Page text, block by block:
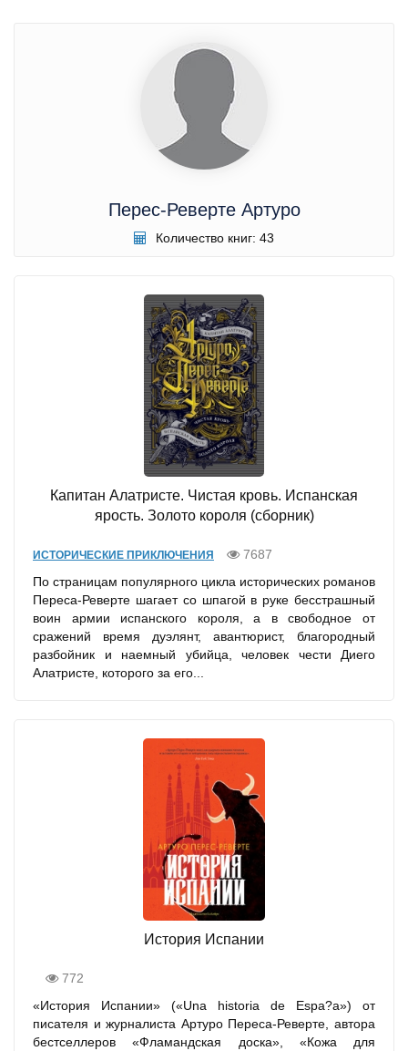
Перес-Реверте Артуро
Количество книг: 43
Капитан Алатристе. Чистая кровь. Испанская
ярость. Золото короля (сборник)
ИСТОРИЧЕСКИЕ ПРИКЛЮЧЕНИЯ
7687
По страницам популярного цикла исторических романов
Переса-Реверте шагает со шпагой в руке бесстрашный
воин армии испанского короля, а в свободное от
сражений время дуэлянт, авантюрист, благородный
разбойник и наемный убийца, человек чести Диего
Алатристе, которого за его...
История Испании
772
«История Испании» («Una historia de Espa?a») от
писателя и журналиста Артуро Переса-Реверте, автора
бестселлеров «Фламандская доска», «Кожа для